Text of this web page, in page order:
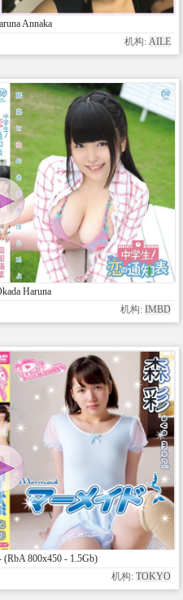
Annaka
机构: AILE
Haruna
机构: IMBD
800x450 - 1.5Gb)
机构: TOKYO